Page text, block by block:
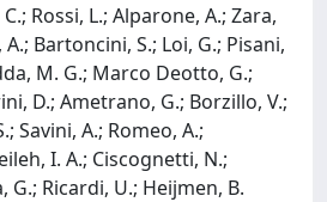
Rossi, L.; Alparone, A.; Zara,
A.; Bartoncini, S.; Loi, G.; Pisani,
M. G.; Marco Deotto, G.;
D.; Ametrano, G.; Borzillo, V.;
Savini, A.; Romeo, A.;
I. A.; Ciscognetti, N.;
G.; Ricardi, U.; Heijmen, B.